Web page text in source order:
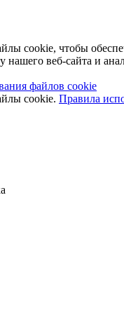
cookie, чтобы
нашего веб-сайта и
файлов cookie
cookie. Правила